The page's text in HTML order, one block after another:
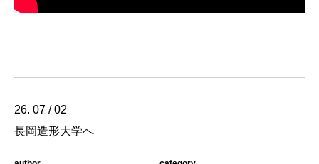
26. 07 / 02
長岡造形大学へ